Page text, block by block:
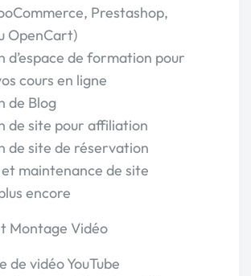
Prestashop,
OpenCart)
de formation pour
cours en ligne
de Blog
site pour affiliation
site de réservation
maintenance de site
encore
Montage Vidéo
vidéo YouTube